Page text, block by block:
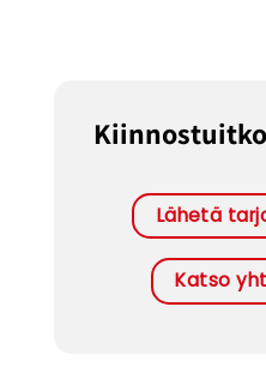
Lähetä
Katso